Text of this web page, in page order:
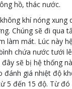
hồ, thác nước.
khí nóng xung
Chúng sẽ đi qua
làm mát. Lúc này
chứa nước tưới
sẽ bị hệ thống
đánh giá nhiệt độ
5 đến 15 độ. Từ